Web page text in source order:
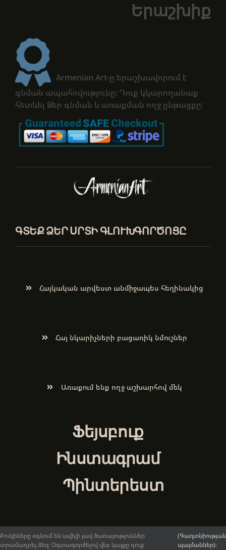
Երաշխիք
Armenian Art-ը երաշխավորում է
գնման ապահովությունը: Դուք կկարողանաք
հետևել Ձեր գնման և առաքման ողջ ընթացքը:
ԳՏԵՔ ՁԵՐ ՍՐՏԻ ԳԼՈՒԽԳՈՐԾՈՑԸ
Հայկական արվեստ անմիջապես հեղինակից
Հայ նկարիչների բացառիկ նմուշներ
Առաքում ենք ողջ աշխարհով մեկ
Ֆեյսբուք
Ինստագրամ
Պինտերեստ
Քուկիները օգնում են ավելի լավ ծառայություններ
տրամադրել ձեզ։ Օգտագործելով վեբ կայքը դուք
(Գաղտնիության
պայմաններ)։